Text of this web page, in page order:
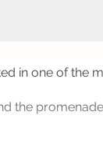
in one of the
the